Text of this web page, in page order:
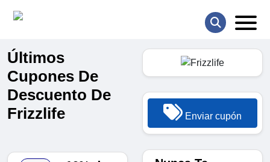
Últimos
Cupones De
Descuento De
Frizzlife
Enviar cupón